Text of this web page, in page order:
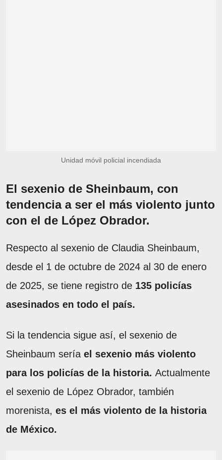
Unidad móvil policial incendiada
El sexenio de Sheinbaum, con
tendencia a ser el más violento junto
con el de López Obrador.
Respecto al sexenio de Claudia Sheinbaum,
desde el 1 de octubre de 2024 al 30 de enero
de 2025, se tiene registro de 135 policías
asesinados en todo el país.
Si la tendencia sigue así, el sexenio de
Sheinbaum sería el sexenio más violento
para los policías de la historia. Actualmente
el sexenio de López Obrador, también
morenista, es el más violento de la historia
de México.